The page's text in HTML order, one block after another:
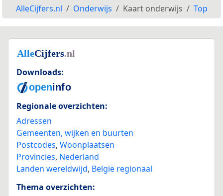
AlleCijfers.nl Onderwijs Kaart onderwijs Top
Downloads:
Regionale overzichten:
Adressen
Gemeenten, wijken en buurten
Postcodes, Woonplaatsen
Provincies, Nederland
Landen wereldwijd, België regionaal
Thema overzichten: